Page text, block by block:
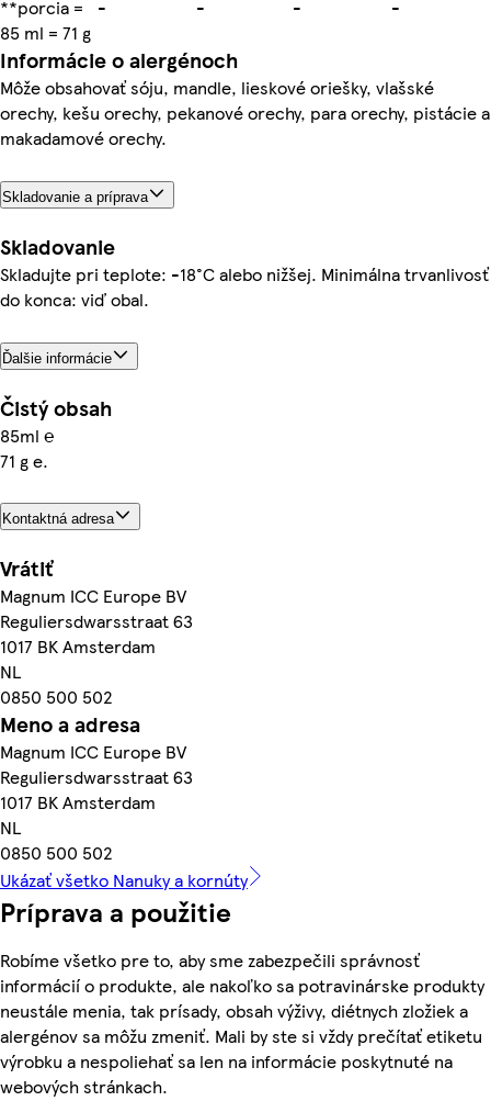
**porcia =
85 ml = 71 g
- - - -
Informácie o alergénoch
Môže obsahovať sóju, mandle, lieskové oriešky, vlašské
orechy, kešu orechy, pekanové orechy, para orechy, pistácie a
makadamové orechy.
Skladovanie a príprava
Skladovanie
Skladujte pri teplote: -18°C alebo nižšej. Minimálna trvanlivosť
do konca: viď obal.
Ďalšie informácie
Čistý obsah
85ml ℮
71 g e.
Kontaktná adresa
Vrátiť
Magnum ICC Europe BV
Reguliersdwarsstraat 63
1017 BK Amsterdam
NL
0850 500 502
Meno a adresa
Magnum ICC Europe BV
Reguliersdwarsstraat 63
1017 BK Amsterdam
NL
0850 500 502
Ukázať všetko Nanuky a kornúty
Príprava a použitie
Robíme všetko pre to, aby sme zabezpečili správnosť
informácií o produkte, ale nakoľko sa potravinárske produkty
neustále menia, tak prísady, obsah výživy, diétnych zložiek a
alergénov sa môžu zmeniť. Mali by ste si vždy prečítať etiketu
výrobku a nespoliehať sa len na informácie poskytnuté na
webových stránkach.